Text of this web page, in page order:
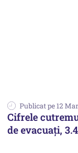
Publicat pe 12
Cifrele
de evacuați,